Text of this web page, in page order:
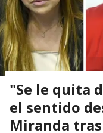
"Se le quita
el sentido
Miranda